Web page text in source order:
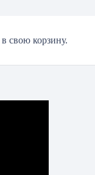
в свою корзину.